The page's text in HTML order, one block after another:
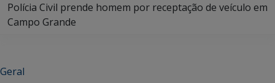
Polícia Civil prende homem por receptação de veículo em
Campo Grande
Geral